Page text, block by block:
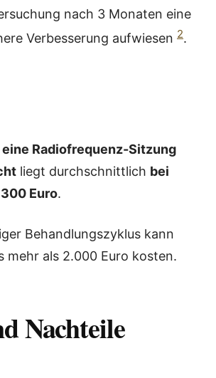
nach 3 Monaten eine
Verbesserung aufwiesen 2.
Radiofrequenz-Sitzung
liegt durchschnittlich bei
Euro.
Behandlungszyklus kann
mehr als 2.000 Euro kosten.
Nachteile